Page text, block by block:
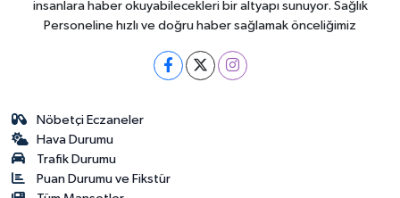
insanlara haber okuyabilecekleri bir altyapı sunuyor. Sağlık
Personeline hızlı ve doğru haber sağlamak önceliğimiz
Nöbetçi Eczaneler
Hava Durumu
Trafik Durumu
Puan Durumu ve Fikstür